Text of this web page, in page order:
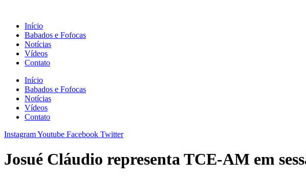
conteúdo
Início
Babados e Fofocas
Notícias
Vídeos
Contato
Início
Babados e Fofocas
Notícias
Vídeos
Contato
InstagramYoutube Facebook Twitter
Josué Cláudio representa TCE-AM em